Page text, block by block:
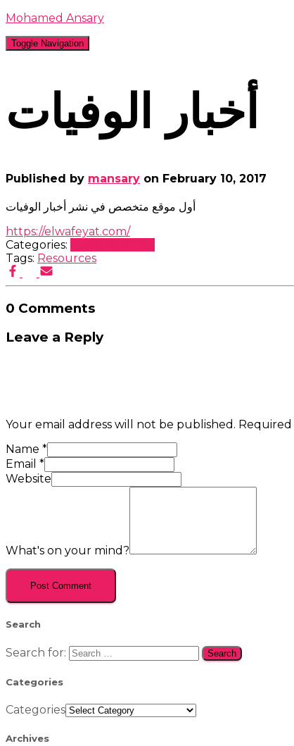
Mohamed Ansary
Toggle Navigation
أخبار الوفيات
Published by mansary on February 10, 2017
أول موقع متخصص في نشر أخبار الوفيات
https://elwafeyat.com/
Categories:
Tags: Resources
0 Comments
Leave a Reply
Your email address will not be published.
Name *
Email *
Website
What's on your mind?
Search
Search for:
Categories
Categories
Archives